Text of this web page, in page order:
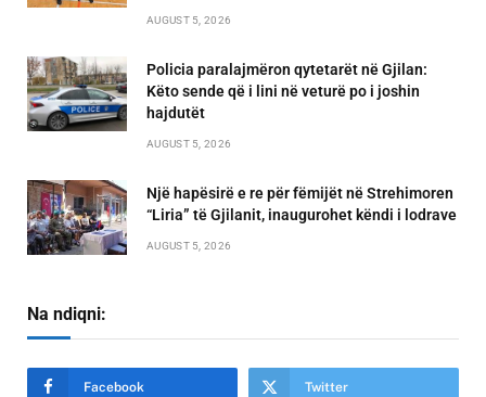
AUGUST 5, 2026
Policia paralajmëron qytetarët në Gjilan:
Këto sende që i lini në veturë po i joshin
hajdutët
AUGUST 5, 2026
Një hapësirë e re për fëmijët në Strehimoren
“Liria” të Gjilanit, inaugurohet këndi i lodrave
AUGUST 5, 2026
Na ndiqni:
Facebook Twitter